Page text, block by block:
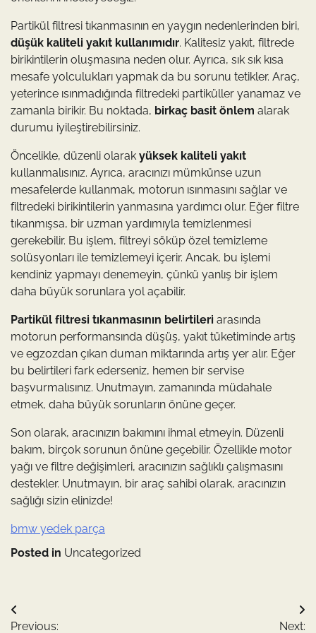
Partikül filtresi tıkanmasının en yaygın nedenlerinden biri,
düşük kaliteli yakıt kullanımıdır. Kalitesiz yakıt, filtrede
birikintilerin oluşmasına neden olur. Ayrıca, sık sık kısa
mesafe yolculukları yapmak da bu sorunu tetikler. Araç,
yeterince ısınmadığında filtredeki partiküller yanamaz ve
zamanla birikir. Bu noktada, birkaç basit önlem alarak
durumu iyileştirebilirsiniz.
Öncelikle, düzenli olarak yüksek kaliteli yakıt
kullanmalısınız. Ayrıca, aracınızı mümkünse uzun
mesafelerde kullanmak, motorun ısınmasını sağlar ve
filtredeki birikintilerin yanmasına yardımcı olur. Eğer filtre
tıkanmışsa, bir uzman yardımıyla temizlenmesi
gerekebilir. Bu işlem, filtreyi söküp özel temizleme
solüsyonları ile temizlemeyi içerir. Ancak, bu işlemi
kendiniz yapmayı denemeyin, çünkü yanlış bir işlem
daha büyük sorunlara yol açabilir.
Partikül filtresi tıkanmasının belirtileri arasında
motorun performansında düşüş, yakıt tüketiminde artış
ve egzozdan çıkan duman miktarında artış yer alır. Eğer
bu belirtileri fark ederseniz, hemen bir servise
başvurmalısınız. Unutmayın, zamanında müdahale
etmek, daha büyük sorunların önüne geçer.
Son olarak, aracınızın bakımını ihmal etmeyin. Düzenli
bakım, birçok sorunun önüne geçebilir. Özellikle motor
yağı ve filtre değişimleri, aracınızın sağlıklı çalışmasını
destekler. Unutmayın, bir araç sahibi olarak, aracınızın
sağlığı sizin elinizde!
bmw yedek parça
Posted in Uncategorized
Yazı
Previous: Next: